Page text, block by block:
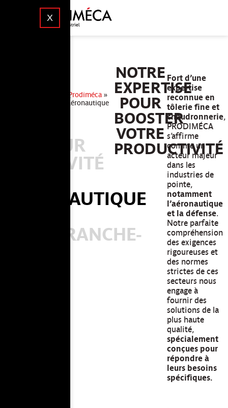
X
SAVOIR
SECTEUR
D'ACTIVITÉ
AÉRONAUTIQUE
VILLEFRANCHE-
Prodiméca»
Aéronautique
NOTRE
EXPERTISE
POUR
BOOSTER
VOTRE
PRODUCTIVITÉ
Fort d’une
expertise
reconnue en
tôlerie fine et
chaudronnerie,
PRODIMÉCA
s’affirme
comme un
acteur majeur
dans les
industries de
pointe,
notamment
l’aéronautique
et la défense.
Notre parfaite
compréhension
des exigences
rigoureuses et
des normes
strictes de ces
secteurs nous
engage à
fournir des
solutions de la
plus haute
qualité,
spécialement
conçues pour
répondre à
leurs besoins
spécifiques.